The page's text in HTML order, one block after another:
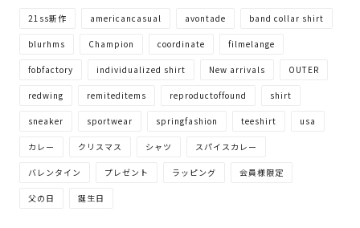
21ss新作 americancasual avontade band collar shirt
blurhms Champion coordinate filmelange
fobfactory individualized shirt New arrivals OUTER
redwing remiteditems reproductoffound shirt
sneaker sportwear springfashion teeshirt usa
カレー クリスマス シャツ スパイスカレー
バレンタイン プレゼント ラッピング 会員様限定
父の日 誕生日